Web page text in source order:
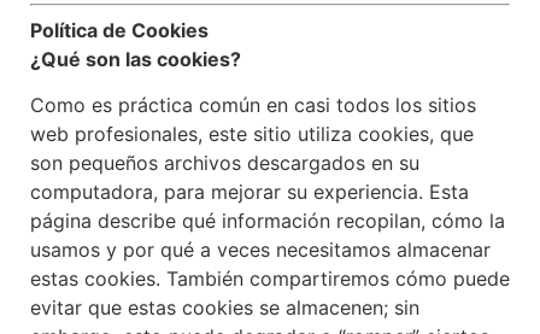
Política de Cookies
¿Qué son las cookies?
Como es práctica común en casi todos los sitios
web profesionales, este sitio utiliza cookies, que
son pequeños archivos descargados en su
computadora, para mejorar su experiencia. Esta
página describe qué información recopilan, cómo la
usamos y por qué a veces necesitamos almacenar
estas cookies. También compartiremos cómo puede
evitar que estas cookies se almacenen; sin